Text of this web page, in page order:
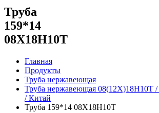
Труба
159*14
08Х18Н10Т
Главная
Продукты
Труба нержавеющая
Труба нержавеющая 08(12Х)18Н10Т
/ Китай
Труба 159*14 08Х18Н10Т